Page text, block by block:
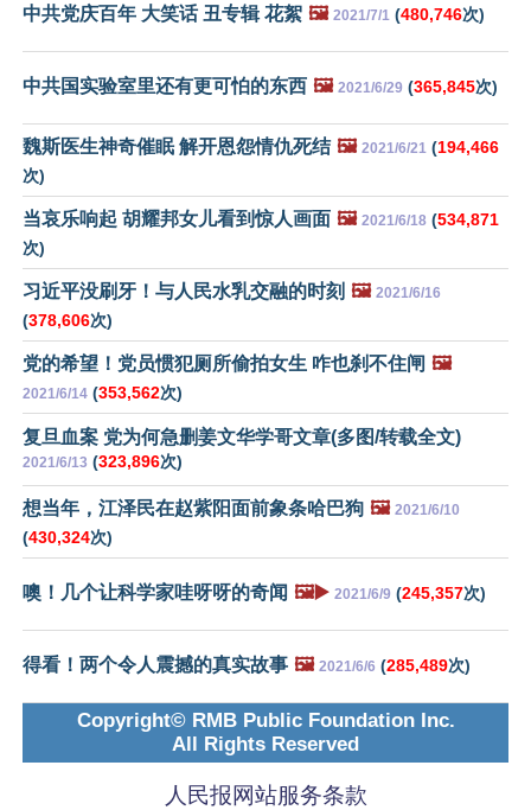
中共党庆百年 大笑话 丑专辑 花絮 🖼️ 2021/7/1 (480,746次)
中共国实验室里还有更可怕的东西 🖼️ 2021/6/29 (365,845次)
魏斯医生神奇催眠 解开恩怨情仇死结 🖼️ 2021/6/21 (194,466
次)
当哀乐响起 胡耀邦女儿看到惊人画面 🖼️ 2021/6/18 (534,871
次)
习近平没刷牙！与人民水乳交融的时刻 🖼️ 2021/6/16
(378,606次)
党的希望！党员惯犯厕所偷拍女生 咋也刹不住闸 🖼️
2021/6/14 (353,562次)
复旦血案 党为何急删姜文华学哥文章(多图/转载全文)
2021/6/13 (323,896次)
想当年，江泽民在赵紫阳面前象条哈巴狗 🖼️ 2021/6/10
(430,324次)
噢！几个让科学家哇呀呀的奇闻 🖼️▶️ 2021/6/9 (245,357次)
得看！两个令人震撼的真实故事 🖼️ 2021/6/6 (285,489次)
Copyright© RMB Public Foundation Inc.
All Rights Reserved
人民报网站服务条款